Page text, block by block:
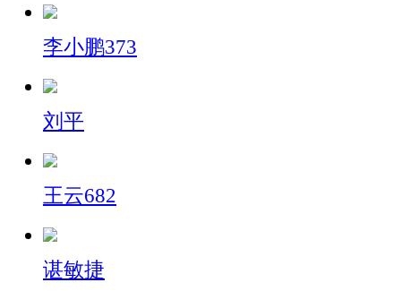
李小鹏373
刘平
王云682
谌敏捷